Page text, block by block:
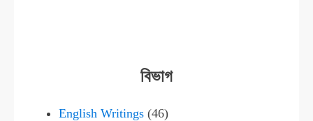
বিভাগ
English Writings (46)